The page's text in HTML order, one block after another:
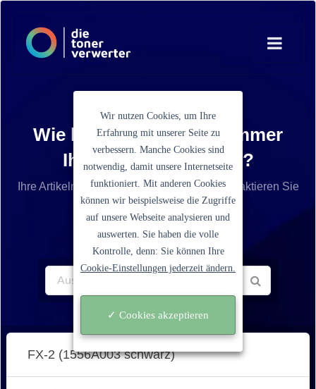
Wie lautet die Artikelnummer
Ihrer Tonerkartusche?
Ihre Artikelnummer ist nicht aufgelistet? Kontaktieren Sie
unseren Service.
FX-2 (1556A003 schwarz)
Wir nutzen Cookies, um Ihre
Erfahrung mit unserer Seite zu
verbessern. Manche Cookies sind
notwendig, damit unsere Internetseite
funktioniert. Mit anderen Cookies
können wir beispielsweise die Zugriffe
auf unsere Webseite analysieren und
auswerten. Sie haben die volle
Kontrolle, denn: Sie können Ihre
Cookie-Einstellungen jederzeit ändern.
✓ Cookies akzeptieren